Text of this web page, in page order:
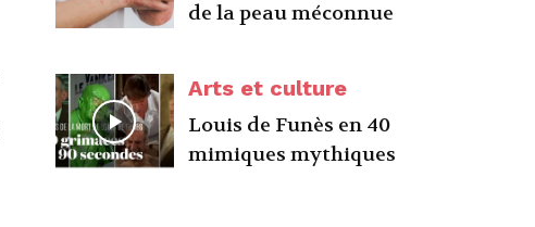
de la peau méconnue
Arts et culture
Louis de Funès en 40
mimiques mythiques